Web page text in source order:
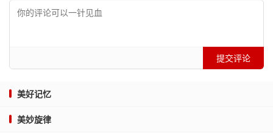
提交评论
美好记忆
美妙旋律